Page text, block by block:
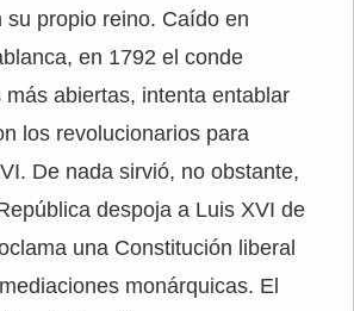
su propio reino. Caído en
en 1792 el conde
abiertas, intenta entablar
los revolucionarios para
De nada sirvió, no obstante,
despoja a Luis XVI de
una Constitución liberal
monárquicas. El